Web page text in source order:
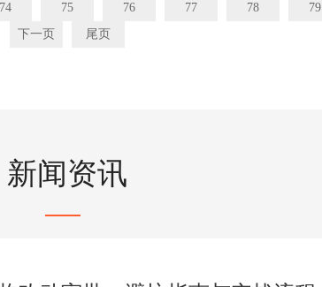
74 75 76 77 78 79
下一页
尾页
新闻资讯